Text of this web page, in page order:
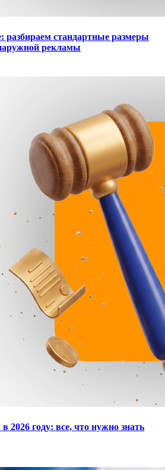
разбираем стандартные размеры
рекламы
году: все, что нужно знать